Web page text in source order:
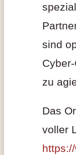
sind
zu
Das
voller